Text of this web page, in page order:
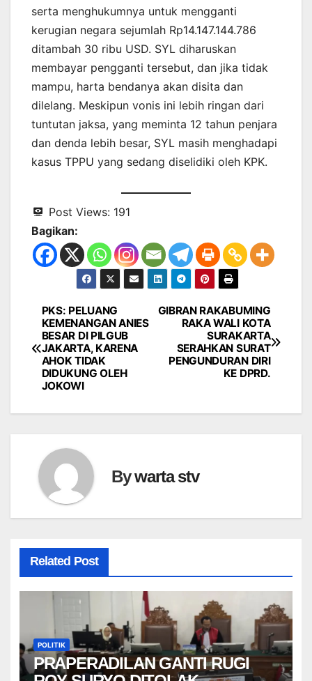
serta menghukumnya untuk mengganti
kerugian negara sejumlah Rp14.147.144.786
ditambah 30 ribu USD. SYL diharuskan
membayar pengganti tersebut, dan jika tidak
mampu, harta bendanya akan disita dan
dilelang. Meskipun vonis ini lebih ringan dari
tuntutan jaksa, yang meminta 12 tahun penjara
dan denda lebih besar, SYL masih menghadapi
kasus TPPU yang sedang diselidiki oleh KPK.
Post Views: 191
Bagikan:
Navigasi
pos
GIBRAN RAKABUMING
RAKA WALI KOTA
SURAKARTA
SERAHKAN SURAT
PENGUNDURAN DIRI
KE DPRD.
PKS: PELUANG
KEMENANGAN ANIES
BESAR DI PILGUB
JAKARTA, KARENA
AHOK TIDAK
DIDUKUNG OLEH
JOKOWI
Bywarta stv
Related Post
POLITIK
PRAPERADILAN GANTI RUGI